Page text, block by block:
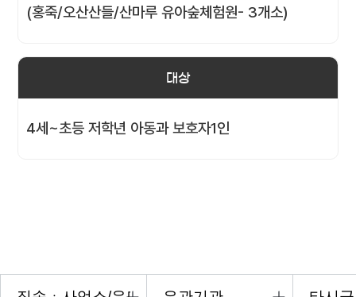
(홍죽/오산산들/산마루 유아숲체험원- 3개소)
대상
4세~초등 저학년 아동과 보호자1인